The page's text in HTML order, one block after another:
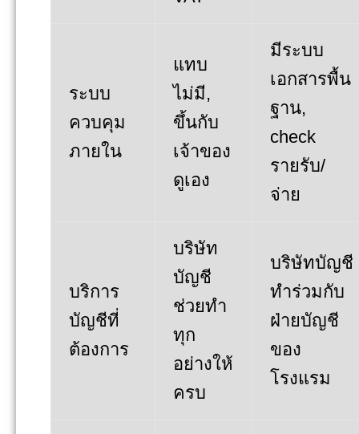
ระบบ
ควบคุม
ภายใน
แทบ
ไม่มี,
ขึ้นกับ
เจ้าของ
ดูเอง
มีระบบ
เอกสารพื้น
ฐาน,
check
รายรับ/
จ่าย
บริการ
บัญชีที่
ต้องการ
บริษัท
บัญชี
ช่วยทำ
ทุก
อย่างให้
ครบ
บริษัทบัญชี
ทำร่วมกับ
ฝ่ายบัญชี
ของ
โรงแรม